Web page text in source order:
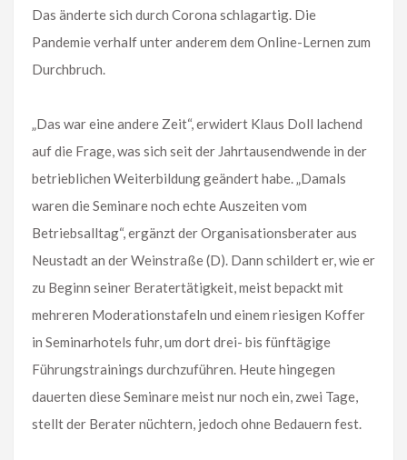
Das änderte sich durch Corona schlagartig. Die
Pandemie verhalf unter anderem dem Online-Lernen zum
Durchbruch.
„Das war eine andere Zeit“, erwidert Klaus Doll lachend
auf die Frage, was sich seit der Jahrtausendwende in der
betrieblichen Weiterbildung geändert habe. „Damals
waren die Seminare noch echte Auszeiten vom
Betriebsalltag“, ergänzt der Organisationsberater aus
Neustadt an der Weinstraße (D). Dann schildert er, wie er
zu Beginn seiner Beratertätigkeit, meist bepackt mit
mehreren Moderationstafeln und einem riesigen Koffer
in Seminarhotels fuhr, um dort drei- bis fünftägige
Führungstrainings durchzuführen. Heute hingegen
dauerten diese Seminare meist nur noch ein, zwei Tage,
stellt der Berater nüchtern, jedoch ohne Bedauern fest.